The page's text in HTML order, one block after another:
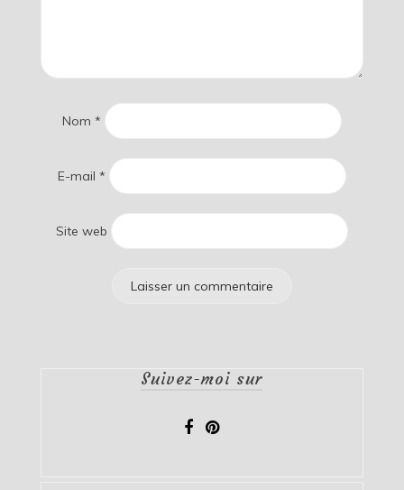
Nom *
E-mail *
Site web
Suivez-moi sur